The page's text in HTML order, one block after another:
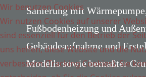
Sanierung mit
Fußbodenheizung und
Gebäudeaufnahme und
Modells sowie bemaßter
Wir benutzen Cookies
Wir nutzen Cookies auf unserer
sind essenziell für den Betrieb der
uns helfen, diese Website und die
verbessern (Tracking Cookies). Sie